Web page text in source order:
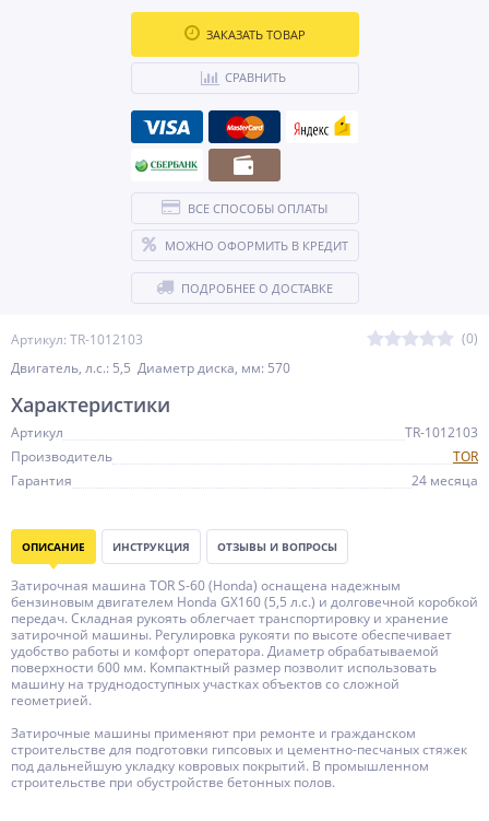
Артикул: TR-1012103
(0)
Двигатель, л.с.: 5,5 Диаметр диска, мм: 570
ЗАКАЗАТЬ ТОВАР
СРАВНИТЬ
ВСЕ СПОСОБЫ ОПЛАТЫ
МОЖНО ОФОРМИТЬ В КРЕДИТ
ПОДРОБНЕЕ О ДОСТАВКЕ
Характеристики
Артикул
TR-1012103
Производитель
TOR
Гарантия
24 месяца
ОПИСАНИЕ ИНСТРУКЦИЯ ОТЗЫВЫ И ВОПРОСЫ
Затирочная машина TOR S-60 (Honda) оснащена надежным
бензиновым двигателем Honda GX160 (5,5 л.с.) и долговечной коробкой
передач. Складная рукоять облегчает транспортировку и хранение
затирочной машины. Регулировка рукояти по высоте обеспечивает
удобство работы и комфорт оператора. Диаметр обрабатываемой
поверхности 600 мм. Компактный размер позволит использовать
машину на труднодоступных участках объектов со сложной
геометрией.
Затирочные машины применяют при ремонте и гражданском
строительстве для подготовки гипсовых и цементно-песчаных стяжек
под дальнейшую укладку ковровых покрытий. В промышленном
строительстве при обустройстве бетонных полов.